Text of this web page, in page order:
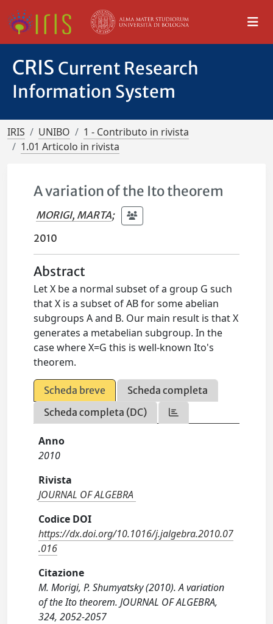
CRIS Current Research
Information System
IRIS UNIBO
1 - Contributo in rivista
1.01 Articolo in rivista
A variation of the Ito theorem
MORIGI, MARTA;
2010
Abstract
Let X be a normal subset of a group G such
that X is a subset of AB for some abelian
subgroups A and B. Our main result is that X
generates a metabelian subgroup. In the
case where X=G this is well-known Ito's
theorem.
Scheda breve
Scheda completa
Scheda completa (DC)
Anno
2010
Rivista
JOURNAL OF ALGEBRA
Codice DOI
https://dx.doi.org/10.1016/j.jalgebra.2010.07
.016
Citazione
M. Morigi, P. Shumyatsky (2010). A variation
of the Ito theorem. JOURNAL OF ALGEBRA,
324, 2052-2057